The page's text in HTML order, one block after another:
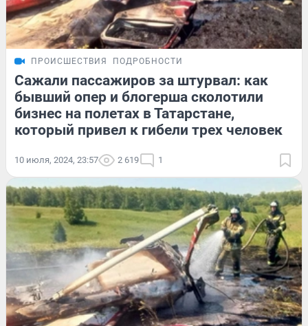
ПРОИСШЕСТВИЯ ПОДРОБНОСТИ
Сажали пассажиров за штурвал: как
бывший опер и блогерша сколотили
бизнес на полетах в Татарстане,
который привел к гибели трех человек
10 июля, 2024, 23:57 2 619 1